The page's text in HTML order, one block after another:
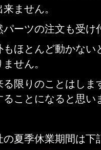
来ません。
パーツの注文も受け
もほとんど動かない
せん。
る限りのことはしま
ることになると思い
の夏季休業期間は下